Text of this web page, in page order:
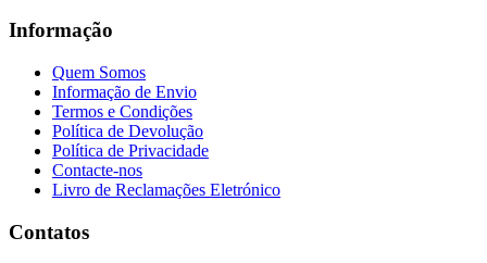
Informação
Quem Somos
Informação de Envio
Termos e Condições
Política de Devolução
Política de Privacidade
Contacte-nos
Livro de Reclamações Eletrónico
Contatos